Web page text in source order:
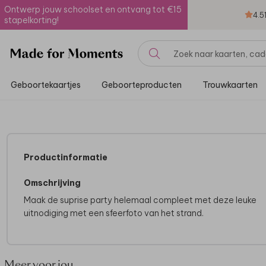
Ontwerp jouw schoolset en ontvang tot €15
stapelkorting!
4.51
Geboortekaartjes Geboorteproducten Trouwkaarten
Productinformatie
Omschrijving
Maak de suprise party helemaal compleet met deze leuke
uitnodiging met een sfeerfoto van het strand.